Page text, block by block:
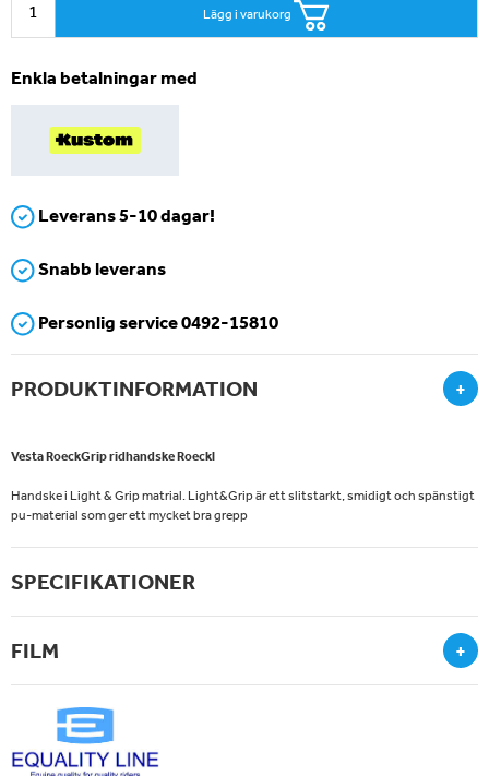
Lägg i varukorg
Enkla betalningar med
Leverans 5-10 dagar!
Snabb leverans
Personlig service 0492-15810
PRODUKTINFORMATION +
Vesta RoeckGrip ridhandske Roeckl
Handske i Light & Grip matrial. Light&Grip är ett slitstarkt, smidigt och spänstigt
pu-material som ger ett mycket bra grepp
SPECIFIKATIONER
FILM +